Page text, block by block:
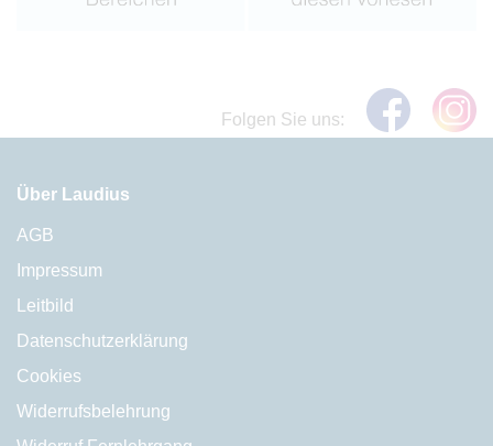
Folgen Sie uns:
Über Laudius
AGB
Impressum
Leitbild
Datenschutzerklärung
Cookies
Widerrufsbelehrung